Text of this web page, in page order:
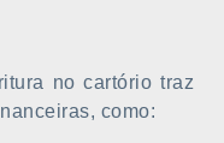
no cartório traz
como: